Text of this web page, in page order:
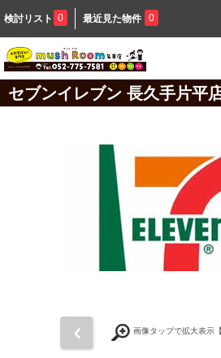
検討リスト 0 最近見た物件 0
セブンイレブン 長久手片平
画像タップで拡大表示【